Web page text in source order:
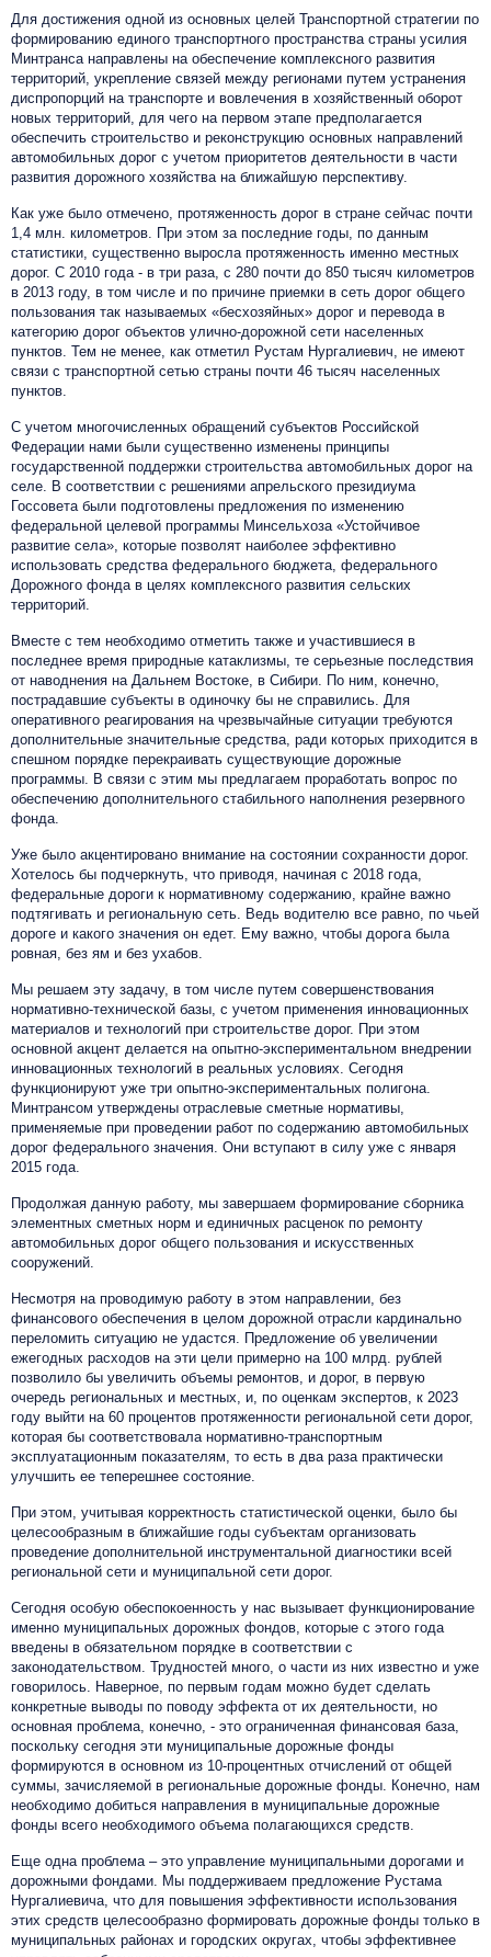
Для достижения одной из основных целей Транспортной стратегии по
формированию единого транспортного пространства страны усилия
Минтранса направлены на обеспечение комплексного развития
территорий, укрепление связей между регионами путем устранения
диспропорций на транспорте и вовлечения в хозяйственный оборот
новых территорий, для чего на первом этапе предполагается
обеспечить строительство и реконструкцию основных направлений
автомобильных дорог с учетом приоритетов деятельности в части
развития дорожного хозяйства на ближайшую перспективу.
Как уже было отмечено, протяженность дорог в стране сейчас почти
1,4 млн. километров. При этом за последние годы, по данным
статистики, существенно выросла протяженность именно местных
дорог. С 2010 года - в три раза, с 280 почти до 850 тысяч километров
в 2013 году, в том числе и по причине приемки в сеть дорог общего
пользования так называемых «бесхозяйных» дорог и перевода в
категорию дорог объектов улично-дорожной сети населенных
пунктов. Тем не менее, как отметил Рустам Нургалиевич, не имеют
связи с транспортной сетью страны почти 46 тысяч населенных
пунктов.
С учетом многочисленных обращений субъектов Российской
Федерации нами были существенно изменены принципы
государственной поддержки строительства автомобильных дорог на
селе. В соответствии с решениями апрельского президиума
Госсовета были подготовлены предложения по изменению
федеральной целевой программы Минсельхоза «Устойчивое
развитие села», которые позволят наиболее эффективно
использовать средства федерального бюджета, федерального
Дорожного фонда в целях комплексного развития сельских
территорий.
Вместе с тем необходимо отметить также и участившиеся в
последнее время природные катаклизмы, те серьезные последствия
от наводнения на Дальнем Востоке, в Сибири. По ним, конечно,
пострадавшие субъекты в одиночку бы не справились. Для
оперативного реагирования на чрезвычайные ситуации требуются
дополнительные значительные средства, ради которых приходится в
спешном порядке перекраивать существующие дорожные
программы. В связи с этим мы предлагаем проработать вопрос по
обеспечению дополнительного стабильного наполнения резервного
фонда.
Уже было акцентировано внимание на состоянии сохранности дорог.
Хотелось бы подчеркнуть, что приводя, начиная с 2018 года,
федеральные дороги к нормативному содержанию, крайне важно
подтягивать и региональную сеть. Ведь водителю все равно, по чьей
дороге и какого значения он едет. Ему важно, чтобы дорога была
ровная, без ям и без ухабов.
Мы решаем эту задачу, в том числе путем совершенствования
нормативно-технической базы, с учетом применения инновационных
материалов и технологий при строительстве дорог. При этом
основной акцент делается на опытно-экспериментальном внедрении
инновационных технологий в реальных условиях. Сегодня
функционируют уже три опытно-экспериментальных полигона.
Минтрансом утверждены отраслевые сметные нормативы,
применяемые при проведении работ по содержанию автомобильных
дорог федерального значения. Они вступают в силу уже с января
2015 года.
Продолжая данную работу, мы завершаем формирование сборника
элементных сметных норм и единичных расценок по ремонту
автомобильных дорог общего пользования и искусственных
сооружений.
Несмотря на проводимую работу в этом направлении, без
финансового обеспечения в целом дорожной отрасли кардинально
переломить ситуацию не удастся. Предложение об увеличении
ежегодных расходов на эти цели примерно на 100 млрд. рублей
позволило бы увеличить объемы ремонтов, и дорог, в первую
очередь региональных и местных, и, по оценкам экспертов, к 2023
году выйти на 60 процентов протяженности региональной сети дорог,
которая бы соответствовала нормативно-транспортным
эксплуатационным показателям, то есть в два раза практически
улучшить ее теперешнее состояние.
При этом, учитывая корректность статистической оценки, было бы
целесообразным в ближайшие годы субъектам организовать
проведение дополнительной инструментальной диагностики всей
региональной сети и муниципальной сети дорог.
Сегодня особую обеспокоенность у нас вызывает функционирование
именно муниципальных дорожных фондов, которые с этого года
введены в обязательном порядке в соответствии с
законодательством. Трудностей много, о части из них известно и уже
говорилось. Наверное, по первым годам можно будет сделать
конкретные выводы по поводу эффекта от их деятельности, но
основная проблема, конечно, - это ограниченная финансовая база,
поскольку сегодня эти муниципальные дорожные фонды
формируются в основном из 10-процентных отчислений от общей
суммы, зачисляемой в региональные дорожные фонды. Конечно, нам
необходимо добиться направления в муниципальные дорожные
фонды всего необходимого объема полагающихся средств.
Еще одна проблема – это управление муниципальными дорогами и
дорожными фондами. Мы поддерживаем предложение Рустама
Нургалиевича, что для повышения эффективности использования
этих средств целесообразно формировать дорожные фонды только в
муниципальных районах и городских округах, чтобы эффективнее